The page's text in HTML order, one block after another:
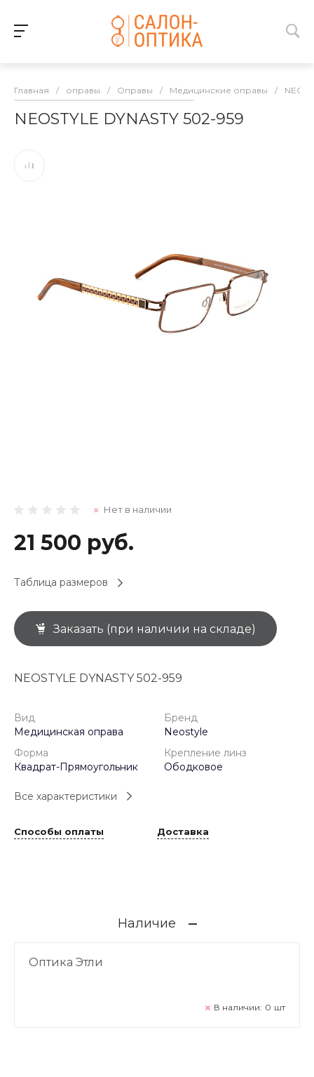
Главная / оправы / Оправы / Медицинские оправы /
NEOSTYLE DYNASTY 502-959
Нет в наличии
21 500 руб.
Таблица размеров
Заказать (при наличии на складе)
NEOSTYLE DYNASTY 502-959
Вид
Медицинская оправа
Бренд
Neostyle
Форма
Квадрат-Прямоугольник
Крепление линз
Ободковое
Все характеристики
Способы оплаты Доставка
Наличие
Оптика Этли
В наличии: 0 шт